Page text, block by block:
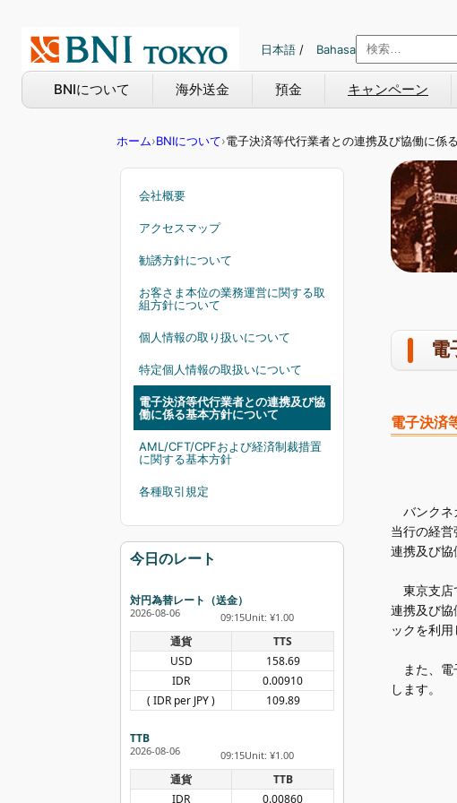
日本語 / Bahasa
BNIについて 海外送金 預金 キャンペーン
ホーム›BNIについて›電子決済等代行業者との連携及び協働に係
会社概要
アクセスマップ
勧誘方針について
お客さま本位の業務運営に関する取
組方針について
個人情報の取り扱いについて
特定個人情報の取扱いについて
電子決済等代行業者との連携及び協
働に係る基本方針について
AML/CFT/CPFおよび経済制裁措置
に関する基本方針
各種取引規定
今日のレート
対円為替レート（送金）
2026-08-06 09:15Unit: ¥1.00
通貨
TTS
USD
158.69
IDR
0.00910
( IDR per JPY )
109.89
TTB
2026-08-06 09:15Unit: ¥1.00
通貨
TTB
IDR
0.00860
電
電子決済
バンクネ
当行の経
連携及び協
東京支店
連携及び
ックを利
また、電
します。